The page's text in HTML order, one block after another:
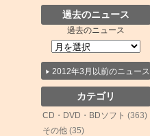
過去のニュース
過去のニュース
2012年3月以前のニュース
カテゴリ
CD・DVD・BDソフト (363)
その他 (35)